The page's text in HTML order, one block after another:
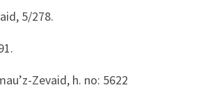
5/278.
Zevaid, h. no: 5622